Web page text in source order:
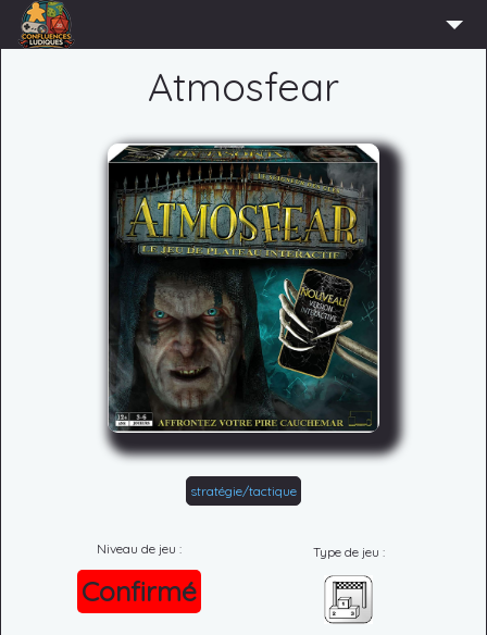
Atmosfear
stratégie/tactique
Niveau de jeu :
Confirmé
Type de jeu :